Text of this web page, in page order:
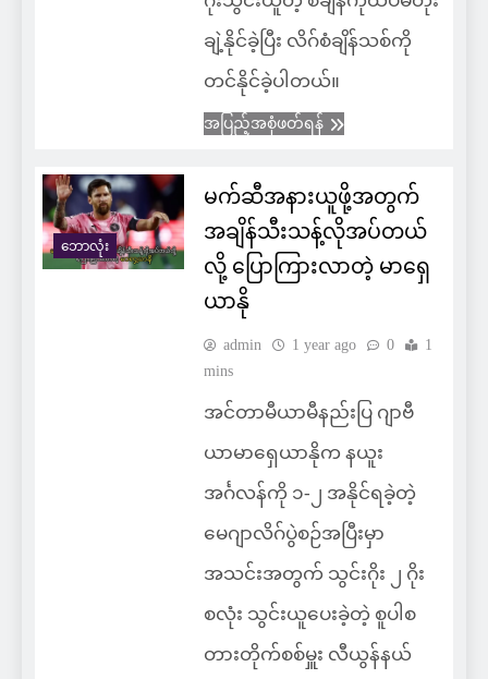
ချဲ့နိုင်ခဲ့ပြီး လိဂ်စံချိန်သစ်ကို
တင်နိုင်ခဲ့ပါတယ်။
အပြည့်အစုံဖတ်ရန်
ဘောလုံး
မက်ဆီအနားယူဖို့အတွက်
အချိန်သီးသန့်လိုအပ်တယ်
လို့ ပြောကြားလာတဲ့ မာရှေ
ယာနို
admin 1 year ago 0
1
mins
အင်တာမီယာမီနည်းပြ ဂျာဗီ
ယာမာရှေယာနိုက နယူး
အင်္ဂလန်ကို ၁-၂ အနိုင်ရခဲ့တဲ့
မေဂျာလိဂ်ပွဲစဉ်အပြီးမှာ
အသင်းအတွက် သွင်းဂိုး ၂ ဂိုး
စလုံး သွင်းယူပေးခဲ့တဲ့ စူပါစ
တားတိုက်စစ်မှူး လီယွန်နယ်